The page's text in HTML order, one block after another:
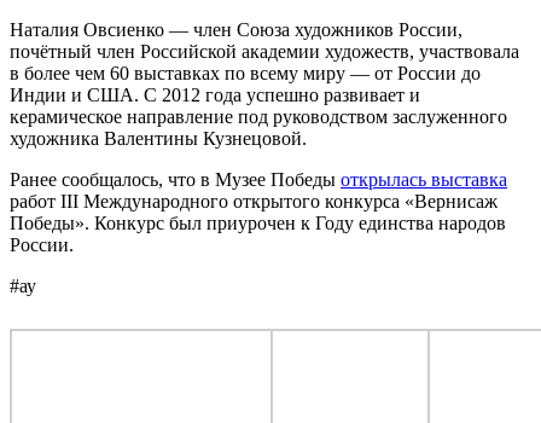
Наталия Овсиенко — член Союза художников России,
почётный член Российской академии художеств, участвовала
в более чем 60 выставках по всему миру — от России до
Индии и США. С 2012 года успешно развивает и
керамическое направление под руководством заслуженного
художника Валентины Кузнецовой.
Ранее сообщалось, что в Музее Победы открылась выставка
работ III Международного открытого конкурса «Вернисаж
Победы». Конкурс был приурочен к Году единства народов
России.
#ау